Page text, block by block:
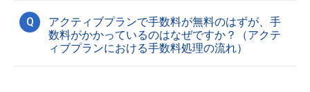
Q
アクティブプランで手数料が無料のはずが、手
数料がかかっているのはなぜですか？（アクテ
ィブプランにおける手数料処理の流れ）